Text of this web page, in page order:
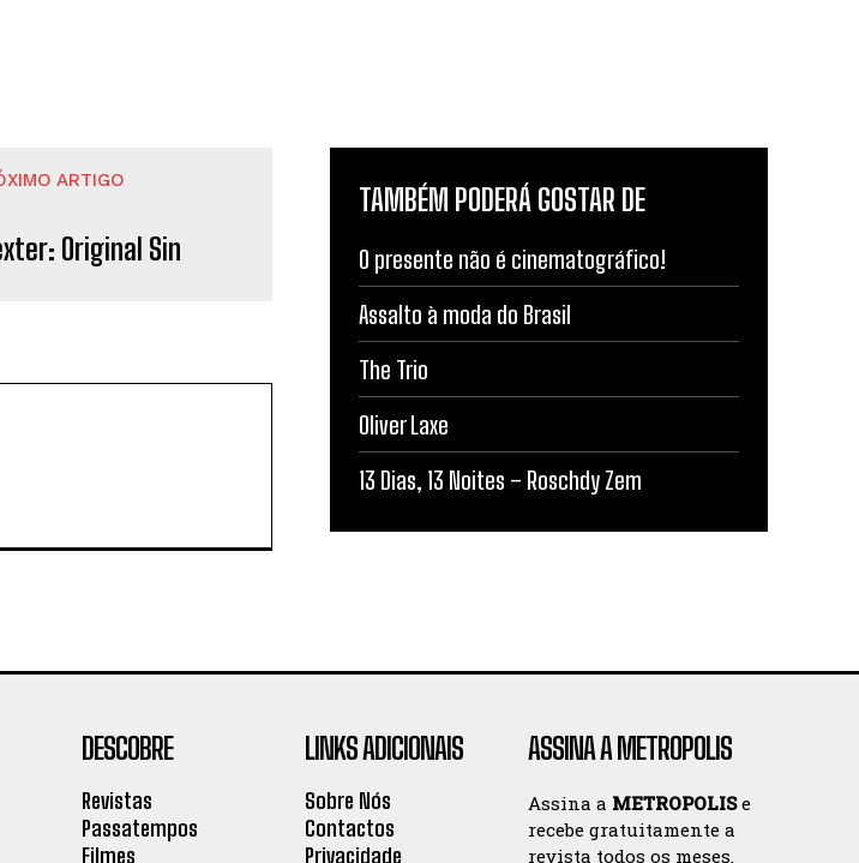
ARTIGO
Original Sin
TAMBÉM PODERÁ GOSTAR DE
O presente não é cinematográfico!
Assalto à moda do Brasil
The Trio
Oliver Laxe
13 Dias, 13 Noites – Roschdy Zem
DESCOBRE
Revistas
Passatempos
Filmes
LINKS ADICIONAIS
Sobre Nós
Contactos
Privacidade
ASSINA A METROPOLIS
Assina a METROPOLISe
recebe gratuitamente a
revista todos os meses.